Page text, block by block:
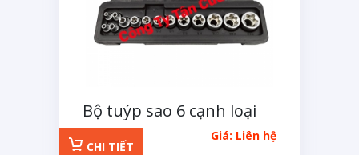
Bộ tuýp sao 6 cạnh loại
tuýp E 14 chi tiết
Giá: Liên hệ
CHI TIẾT